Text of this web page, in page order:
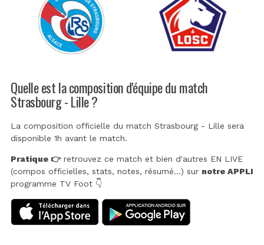
Quelle est la composition d'équipe du match
Strasbourg - Lille ?
La composition officielle du match Strasbourg - Lille sera
disponible 1h avant le match.
Pratique 👉retrouvez ce match et bien d'autres EN LIVE
(compos officielles, stats, notes, résumé...) sur notre APPLI
programme TV Foot 👇